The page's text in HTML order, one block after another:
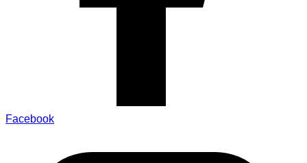
Facebook